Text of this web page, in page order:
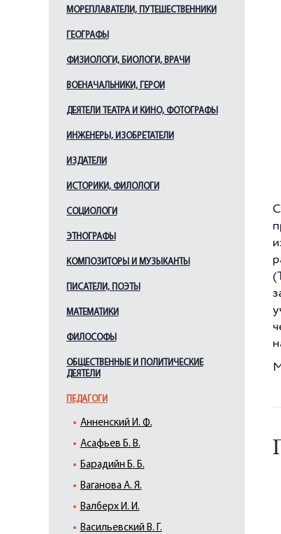
МОРЕПЛАВАТЕЛИ, ПУТЕШЕСТВЕННИКИ
ГЕОГРАФЫ
ФИЗИОЛОГИ, БИОЛОГИ, ВРАЧИ
ВОЕНАЧАЛЬНИКИ, ГЕРОИ
ДЕЯТЕЛИ ТЕАТРА И КИНО, ФОТОГРАФЫ
ИНЖЕНЕРЫ, ИЗОБРЕТАТЕЛИ
ИЗДАТЕЛИ
ИСТОРИКИ, ФИЛОЛОГИ
СОЦИОЛОГИ
ЭТНОГРАФЫ
КОМПОЗИТОРЫ И МУЗЫКАНТЫ
ПИСАТЕЛИ, ПОЭТЫ
МАТЕМАТИКИ
ФИЛОСОФЫ
ОБЩЕСТВЕННЫЕ И ПОЛИТИЧЕСКИЕ
ДЕЯТЕЛИ
ПЕДАГОГИ
Анненский И. Ф.
Асафьев Б. В.
Барадийн Б. Б.
Ваганова А. Я.
Валберх И. И.
Васильевский В. Г.